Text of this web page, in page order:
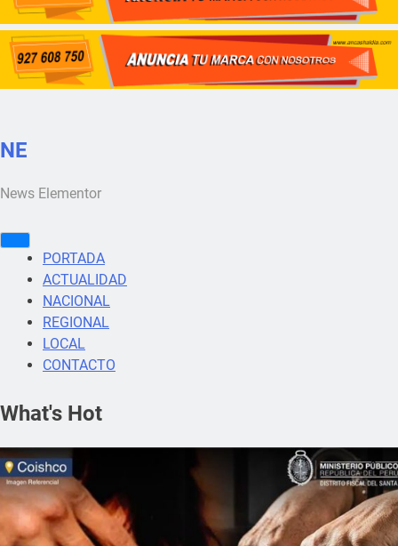
NE
News Elementor
PORTADA
ACTUALIDAD
NACIONAL
REGIONAL
LOCAL
CONTACTO
What's Hot